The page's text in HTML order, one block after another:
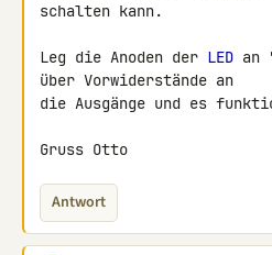
schalten kann.
Leg die Anoden der LED an
über Vorwiderstände an
die Ausgänge und es
Gruss Otto
Antwort